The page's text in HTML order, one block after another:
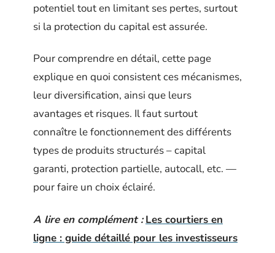
potentiel tout en limitant ses pertes, surtout
si la protection du capital est assurée.
Pour comprendre en détail, cette page
explique en quoi consistent ces mécanismes,
leur diversification, ainsi que leurs
avantages et risques. Il faut surtout
connaître le fonctionnement des différents
types de produits structurés – capital
garanti, protection partielle, autocall, etc. —
pour faire un choix éclairé.
A lire en complément : Les courtiers en
ligne : guide détaillé pour les investisseurs